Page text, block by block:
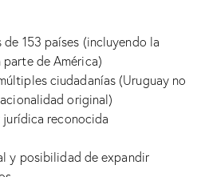
de 153 países (incluyendo la
parte de América)
ciudadanías (Uruguay no
original)
reconocida
y posibilidad de expandir